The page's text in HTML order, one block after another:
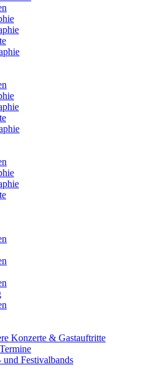
Konzerte & Gastauftritte
und Festivalbands